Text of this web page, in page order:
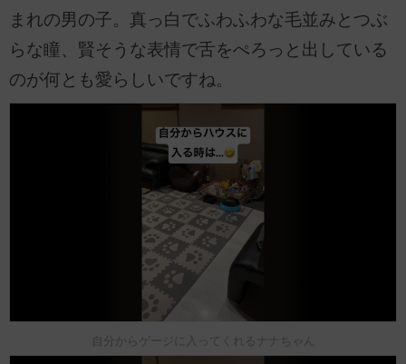
まれの男の子。真っ白でふわふわな毛並みとつぶ
らな瞳、賢そうな表情で舌をぺろっと出している
のが何とも愛らしいですね。
自分からゲージに入ってくれるナナちゃん